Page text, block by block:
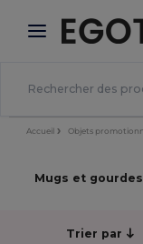
× Appli
Meilleurs prix
Accueil Objets
Mugs et
Trier par